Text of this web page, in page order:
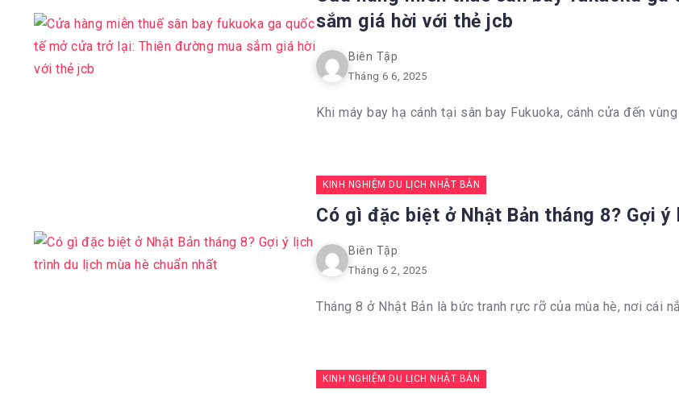
sắm giá hời với thẻ jcb
Biên Tập
Tháng 6 6, 2025
Khi máy bay hạ cánh tại sân bay Fukuoka, cánh cửa đến
KINH NGHIỆM DU LỊCH NHẬT BẢN
Có gì đặc biệt ở Nhật Bản tháng 8? Gợi
Biên Tập
Tháng 6 2, 2025
Tháng 8 ở Nhật Bản là bức tranh rực rỡ của mùa hè, nơi cái
KINH NGHIỆM DU LỊCH NHẬT BẢN